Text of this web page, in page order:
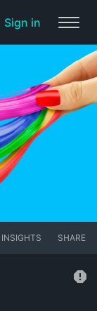
Sign in
INSIGHTS SHARE